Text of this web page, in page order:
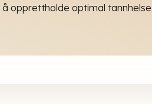
opprettholde optimal